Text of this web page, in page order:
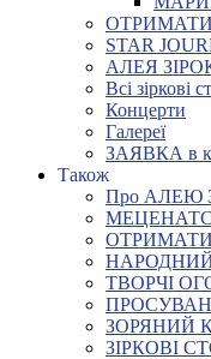
ОТРИМАТИ
STAR
АЛЕЯ
Всі зіркові
Концерти
Галереї
ЗАЯВКА в
Також
Про АЛЕЮ
ОТРИМАТИ
НАРОДНИЙ
ТВОРЧІ
ЗОРЯНИЙ
ЗІРКОВІ